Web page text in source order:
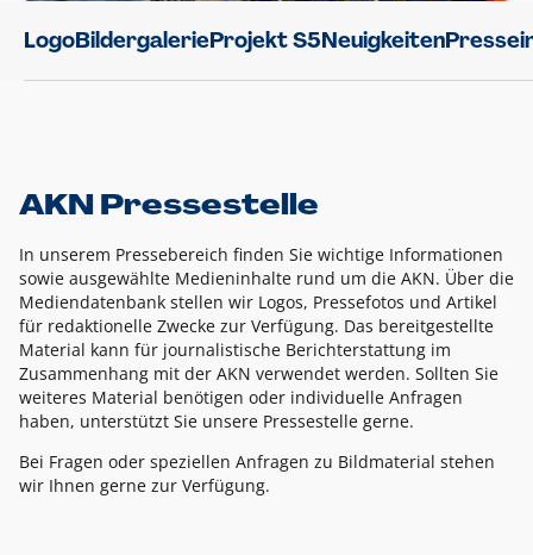
LogoBildergalerieProjekt S5Neuigkeiten
AKN Pressestelle
In unserem Pressebereich finden Sie wichtige Informationen
sowie ausgewählte Medieninhalte rund um die AKN. Über die
Mediendatenbank stellen wir Logos, Pressefotos und Artikel
für redaktionelle Zwecke zur Verfügung. Das bereitgestellte
Material kann für journalistische Berichterstattung im
Zusammenhang mit der AKN verwendet werden. Sollten Sie
weiteres Material benötigen oder individuelle Anfragen
haben, unterstützt Sie unsere Pressestelle gerne.
Bei Fragen oder speziellen Anfragen zu Bildmaterial stehen
wir Ihnen gerne zur Verfügung.